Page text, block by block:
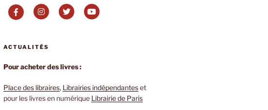
ACTUALITÉS
Pour acheter des livres :
Place des libraires, Librairies indépendanteset
pour les livres en numérique Librairie de Paris